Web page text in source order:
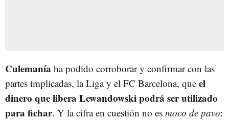
Culemanía ha podido corroborar y confirmar con las
partes implicadas, la Liga y el FC Barcelona, que el
dinero que libera Lewandowski podrá ser utilizado
para fichar. Y la cifra en cuestión no es moco de pavo: